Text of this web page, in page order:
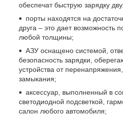
обеспечат быструю зарядку
порты находятся на
друга – это дает возможность
любой толщины;
АЗУ оснащено системой,
безопасность зарядки,
устройства от
замыкания;
аксессуар, выполненный в
светодиодной подсветкой,
салон любого автомобиля;